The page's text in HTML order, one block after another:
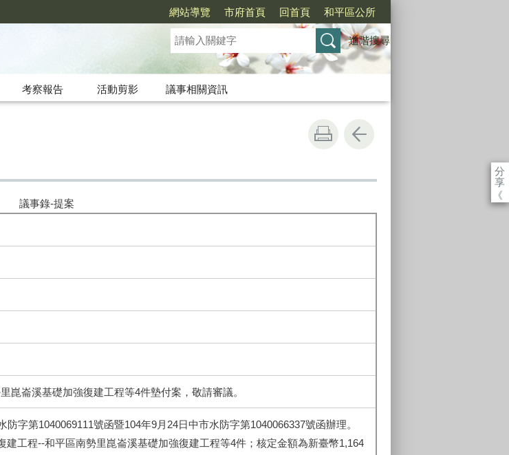
網站導覽 市府首頁 回首頁 和平區公所
進階搜尋
考察報告 活動剪影
議事相關資訊
分
享
《
議事錄-提案
崑崙溪基礎加強復建工程等4件墊付案，敬請審議。
字第1040069111號函暨104年9月24日中市水防字第1040066337號函辦理。
建工程--和平區南勢里崑崙溪基礎加強復建工程等4件；核定金額為新臺幣1,164